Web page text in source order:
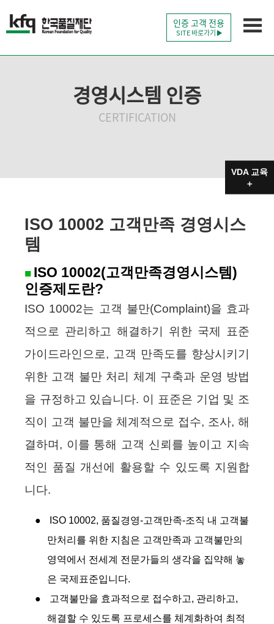
인증 고객 전용
SITE 바로가기
경영시스템 인증
CERTIFICATION
ISO 10002 고객만족 경영시스
템
■ ISO 10002(고객만족경영시스템)
인증제도란?
ISO 10002는 고객 불만(Complaint)을 효과
적으로 관리하고 해결하기 위한 국제 표준
가이드라인으로, 고객 만족도를 향상시키기
위한 고객 불만 처리 체계 구축과 운영 방법
을 규정하고 있습니다. 이 표준은 기업 및 조
직이 고객 불만을 체계적으로 접수, 조사, 해
결하며, 이를 통해 고객 신뢰를 높이고 지속
적인 품질 개선에 활용할 수 있도록 지원합
니다.
●
ISO 10002, 품질경영-고객만족-조직 내 고객불
만처리를 위한 지침은 고객만족과 고객불만의
영역에서 전세계 전문가들의 생각을 집약해 놓
은 국제표준입니다.
●
고객불만을 효과적으로 접수하고, 관리하고,
해결할 수 있도록 프로세스를 체계화하여 최적
VDA 교육
＋